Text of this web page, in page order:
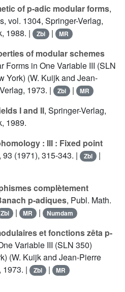
of p-adic modular forms,
vol. 1304, Springer-Verlag,
1988. |
Zbl | MR
of modular schemes
Forms in One Variable III (SLN
York) (W. Kuijk and Jean-
1973. |
Zbl | MR
I and II, Springer-Verlag,
1989.
: III : Fixed point
93 (1971), 315-343. | Zbl |
complètement
p-adiques, Publ. Math.
Zbl | MR | Numdam
et fonctions zêta p-
Variable III (SLN 350)
(W. Kuijk and Jean-Pierre
1973. |
Zbl | MR